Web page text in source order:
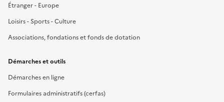
Étranger - Europe
Loisirs - Sports - Culture
Associations, fondations et fonds de dotation
Démarches et outils
Démarches en ligne
Formulaires administratifs (cerfas)